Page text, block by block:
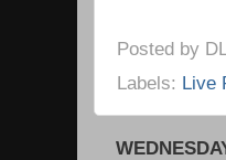
Posted by
Labels: Live